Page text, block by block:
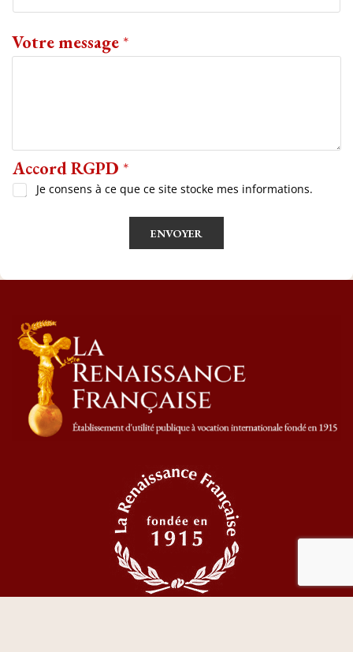
Votre message*
Accord RGPD *
Je consens à ce que ce site stocke mes informations.
ENVOYER